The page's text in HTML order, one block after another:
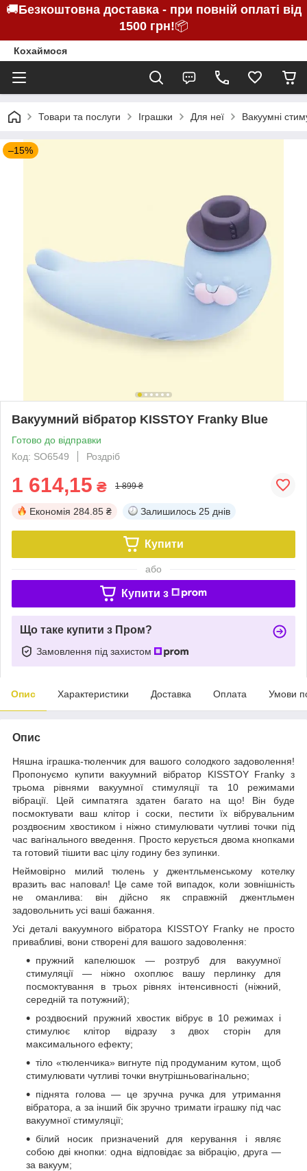
🚚Безкоштовна доставка - при повній оплаті від
1500 грн!📦
Кохаймося
Товари та послуги Іграшки Для неї Вакуумні
–15%
Вакуумний вібратор KISSTOY Franky Blue
Готово до відправки
Код: SO6549
Роздріб
1 614,15 ₴ 1 899 ₴
Економія 284.85 ₴ Залишилось 25 днів
Купити
або
Купити з
Що таке купити з Пром?
Замовлення під захистом
Опис Характеристики Доставка Оплата Умови
Опис
Няшна іграшка-тюленчик для вашого солодкого задоволення!
Пропонуємо купити вакуумний вібратор KISSTOY Franky з
трьома рівнями вакуумної стимуляції та 10 режимами
вібрації. Цей симпатяга здатен багато на що! Він буде
посмоктувати ваш клітор і соски, пестити їх вібрувальним
роздвоєним хвостиком і ніжно стимулювати чутливі точки під
час вагінального введення. Просто керується двома кнопками
та готовий тішити вас цілу годину без зупинки.
Неймовірно милий тюлень у джентльменському котелку
вразить вас наповал! Це саме той випадок, коли зовнішність
не оманлива: він дійсно як справжній джентльмен
задовольнить усі ваші бажання.
Усі деталі вакуумного вібратора KISSTOY Franky не просто
привабливі, вони створені для вашого задоволення:
пружний капелюшок — розтруб для вакуумної
стимуляції — ніжно охоплює вашу перлинку для
посмоктування в трьох рівнях інтенсивності (ніжний,
середній та потужний);
роздвоєний пружний хвостик вібрує в 10 режимах і
стимулює клітор відразу з двох сторін для
максимального ефекту;
тіло «тюленчика» вигнуте під продуманим кутом, щоб
стимулювати чутливі точки внутрішньовагінально;
піднята голова — це зручна ручка для утримання
вібратора, а за інший бік зручно тримати іграшку під час
вакуумної стимуляції;
білий носик призначений для керування і являє
собою дві кнопки: одна відповідає за вібрацію, друга —
за вакуум;